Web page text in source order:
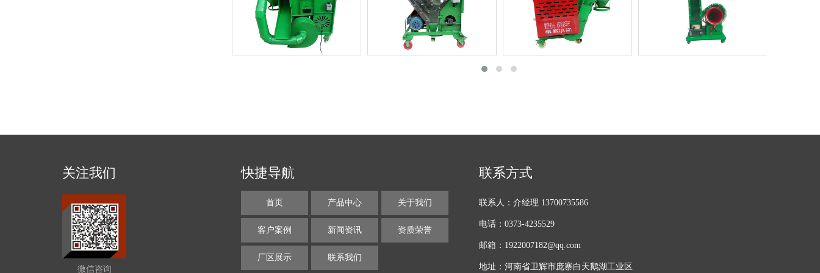
关注我们
微信咨询
快捷导航
首页 产品中心 关于我们
客户案例 新闻资讯 资质荣誉
厂区展示 联系我们
联系方式
联系人：介经理 13700735586
电话：0373-4235529
邮箱：1922007182@qq.com
地址：河南省卫辉市庞寨白天鹅湖工业区